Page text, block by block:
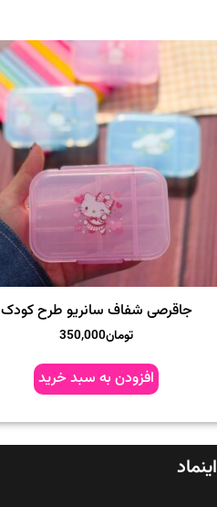
جاقرصی شفاف سانریو طرح کودک
تومان350,000
افزودن به سبد خرید
اینماد